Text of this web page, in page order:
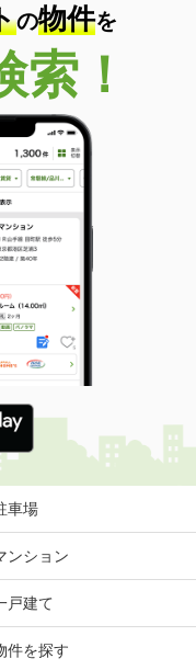
の物件を
索！
車場
ンション
戸建て
件を探す